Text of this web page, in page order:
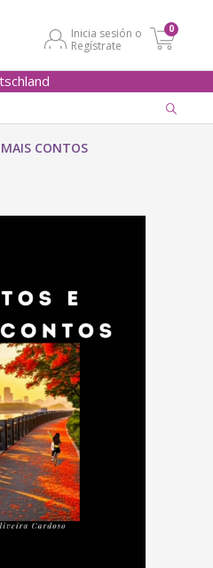
Inicia sesión o
Regístrate
0
CONTOS